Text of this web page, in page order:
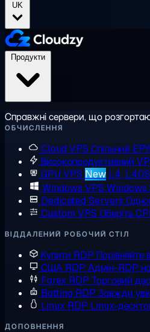
UK
Справжні сервери, що
ОБЧИСЛЕННЯ
Cloud VPS Спільний
Високопродуктивний
GPU VPS New L4,
Windows VPS Windows
Dedicated Servers
Custom VPS Оберіть
ВІДДАЛЕНИЙ РОБОЧИЙ СТІЛ
Купити RDP Порівняйте
США RDP Адмін-RDP
Forex RDP Торговий
Botting RDP Завжди
Linux RDP Linux-
ДОПОВНЕННЯ